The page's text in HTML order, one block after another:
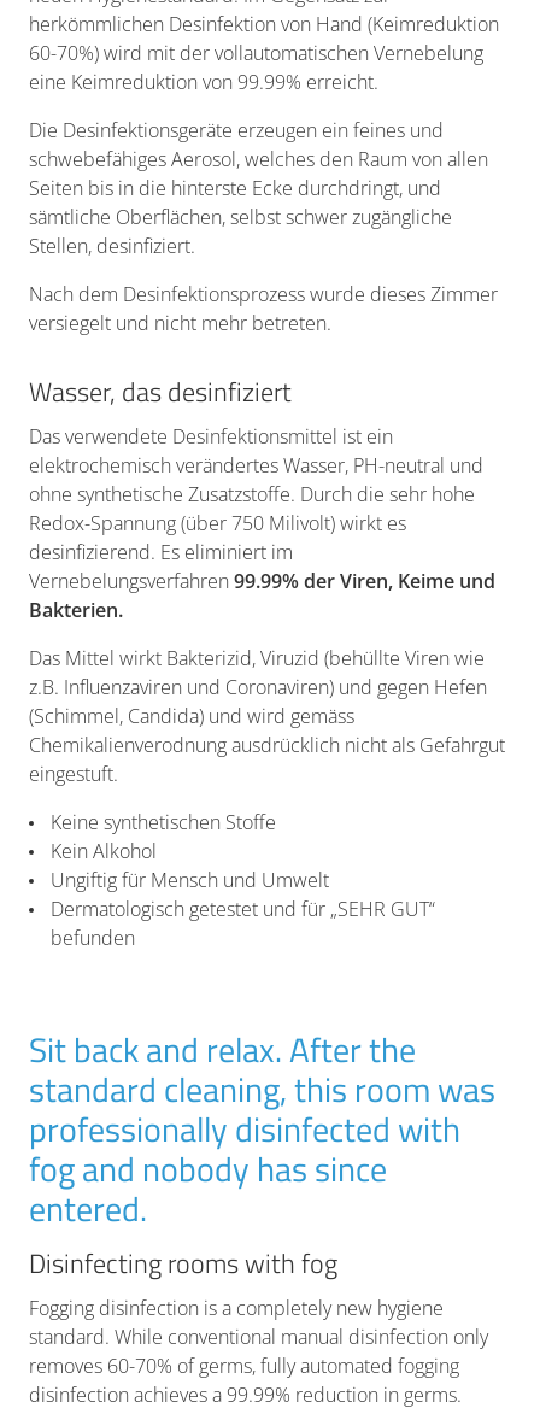
herkömmlichen Desinfektion von Hand (Keimreduktion
60-70%) wird mit der vollautomatischen Vernebelung
eine Keimreduktion von 99.99% erreicht.
Die Desinfektionsgeräte erzeugen ein feines und
schwebefähiges Aerosol, welches den Raum von allen
Seiten bis in die hinterste Ecke durchdringt, und
sämtliche Oberflächen, selbst schwer zugängliche
Stellen, desinfiziert.
Nach dem Desinfektionsprozess wurde dieses Zimmer
versiegelt und nicht mehr betreten.
Wasser, das desinfiziert
Das verwendete Desinfektionsmittel ist ein
elektrochemisch verändertes Wasser, PH-neutral und
ohne synthetische Zusatzstoffe. Durch die sehr hohe
Redox-Spannung (über 750 Milivolt) wirkt es
desinfizierend. Es eliminiert im
Vernebelungsverfahren 99.99% der Viren, Keime und
Bakterien.
Das Mittel wirkt Bakterizid, Viruzid (behüllte Viren wie
z.B. Influenzaviren und Coronaviren) und gegen Hefen
(Schimmel, Candida) und wird gemäss
Chemikalienverodnung ausdrücklich nicht als Gefahrgut
eingestuft.
Keine synthetischen Stoffe
Kein Alkohol
Ungiftig für Mensch und Umwelt
Dermatologisch getestet und für „SEHR GUT“
befunden
Sit back and relax. After the
standard cleaning, this room was
professionally disinfected with
fog and nobody has since
entered.
Disinfecting rooms with fog
Fogging disinfection is a completely new hygiene
standard. While conventional manual disinfection only
removes 60-70% of germs, fully automated fogging
disinfection achieves a 99.99% reduction in germs.